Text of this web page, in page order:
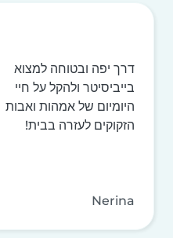
דרך יפה ובטוחה למצוא
בייביסיטר ולהקל על חיי
היומיום של אמהות ואבות
הזקוקים לעזרה בבית!
Nerina